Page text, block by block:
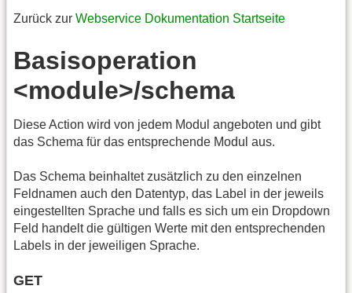
Zurück zur Webservice Dokumentation Startseite
Basisoperation
<module>/schema
Diese Action wird von jedem Modul angeboten und gibt
das Schema für das entsprechende Modul aus.
Das Schema beinhaltet zusätzlich zu den einzelnen
Feldnamen auch den Datentyp, das Label in der jeweils
eingestellten Sprache und falls es sich um ein Dropdown
Feld handelt die gültigen Werte mit den entsprechenden
Labels in der jeweiligen Sprache.
GET